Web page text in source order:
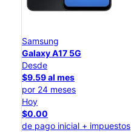
Samsung
Galaxy A17 5G
Desde
$9.59 al mes
por 24 meses
Hoy
$0.00
de pago inicial + impuestos